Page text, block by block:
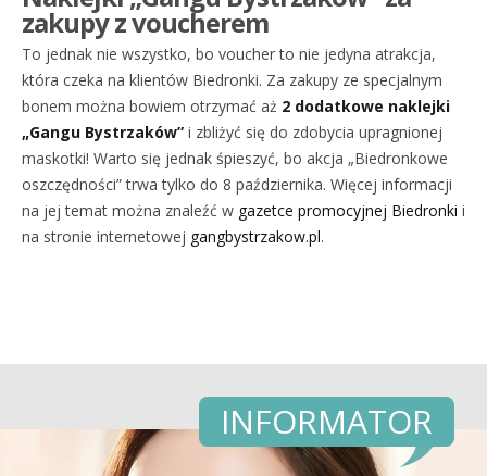
zakupy z voucherem
To jednak nie wszystko, bo voucher to nie jedyna atrakcja,
która czeka na klientów Biedronki. Za zakupy ze specjalnym
bonem można bowiem otrzymać aż 2 dodatkowe naklejki
„Gangu Bystrzaków” i zbliżyć się do zdobycia upragnionej
maskotki! Warto się jednak śpieszyć, bo akcja „Biedronkowe
oszczędności” trwa tylko do 8 października. Więcej informacji
na jej temat można znaleźć w gazetce promocyjnej Biedronki i
na stronie internetowej gangbystrzakow.pl.
INFORMATOR